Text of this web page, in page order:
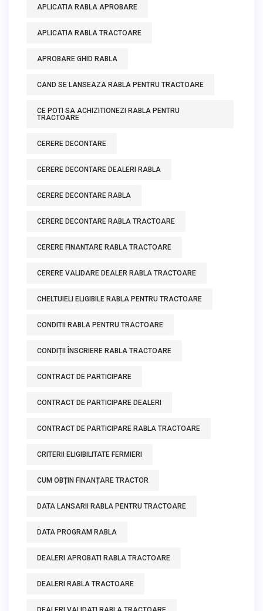
APLICATIA RABLA APROBARE
APLICATIA RABLA TRACTOARE
APROBARE GHID RABLA
CAND SE LANSEAZA RABLA PENTRU TRACTOARE
CE POTI SA ACHIZITIONEZI RABLA PENTRU
TRACTOARE
CERERE DECONTARE
CERERE DECONTARE DEALERI RABLA
CERERE DECONTARE RABLA
CERERE DECONTARE RABLA TRACTOARE
CERERE FINANTARE RABLA TRACTOARE
CERERE VALIDARE DEALER RABLA TRACTOARE
CHELTUIELI ELIGIBILE RABLA PENTRU TRACTOARE
CONDITII RABLA PENTRU TRACTOARE
CONDIȚII ÎNSCRIERE RABLA TRACTOARE
CONTRACT DE PARTICIPARE
CONTRACT DE PARTICIPARE DEALERI
CONTRACT DE PARTICIPARE RABLA TRACTOARE
CRITERII ELIGIBILITATE FERMIERI
CUM OBȚIN FINANȚARE TRACTOR
DATA LANSARII RABLA PENTRU TRACTOARE
DATA PROGRAM RABLA
DEALERI APROBATI RABLA TRACTOARE
DEALERI RABLA TRACTOARE